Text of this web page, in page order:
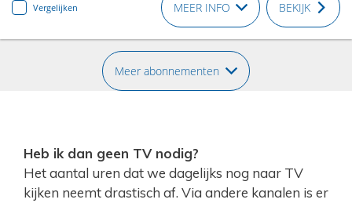
Vergelijken MEER INFO BEKIJK
Meer abonnementen
Heb ik dan geen TV nodig?
Het aantal uren dat we dagelijks nog naar TV
kijken neemt drastisch af. Via andere kanalen is er